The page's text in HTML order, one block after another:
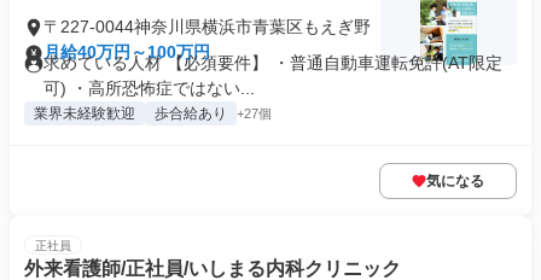
〒227-0044神奈川県横浜市青葉区もえぎ野
月給40万円～100万円
求めている人材 【必須要件】 ・普通自動車運転免許(AT限定
可) ・高所恐怖症ではない...
業界未経験歓迎 歩合給あり +27個
気になる
正社員
外来看護師/正社員/いしまる内科クリニック